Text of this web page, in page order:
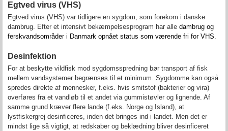
Egtved virus (VHS)
Egtved virus (VHS) var tidligere en sygdom, som forekom i danske
dambrug. Efter et intensivt bekæmpelsesprogram har alle dambrug og
ferskvandsområder i Danmark opnået status som værende fri for VHS.
Desinfektion
For at beskytte vildfisk mod sygdomsspredning bør transport af fisk
mellem vandsystemer begrænses til et minimum. Sygdomme kan også
spredes direkte af mennesker, f.eks. hvis smitstof (bakterier og vira)
overføres fra et vandløb til et andet via gummistøvler og lignende. Af
samme grund kræver flere lande (f.eks. Norge og Island), at
lystfiskergrej desinficeres, inden det bringes ind i landet. Men det er
mindst lige så vigtigt, at redskaber og beklædning bliver desinficeret